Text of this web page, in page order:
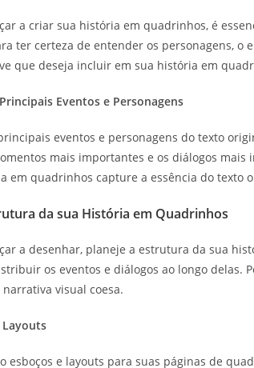
a criar sua história em quadrinhos, é
ter certeza de entender os personagens, o
que deseja incluir em sua história em
Eventos e Personagens
eventos e personagens do texto
mais importantes e os diálogos
em quadrinhos capture a essência do texto
da sua História em Quadrinhos
a desenhar, planeje a estrutura da sua
os eventos e diálogos ao longo delas.
visual coesa.
Layouts
esboços e layouts para suas páginas de